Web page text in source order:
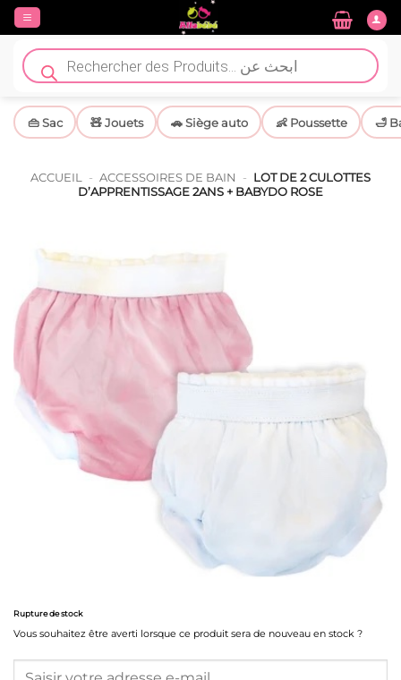
Passer
contenu
Recherche
de
produits
👜 Sac 🧸 Jouets 🚗 Siège auto 👶 Poussette 🛁
ACCUEIL - ACCESSOIRES DE BAIN - LOT DE 2 CULOTTES
D’APPRENTISSAGE 2ANS + BABYDO ROSE
Rupture de stock
Vous souhaitez être averti lorsque ce produit sera de nouveau en stock ?